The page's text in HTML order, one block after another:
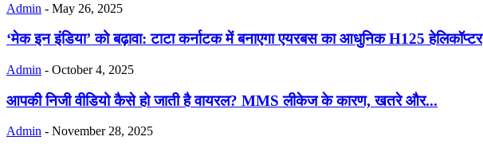
Admin - May 26, 2025
‘मेक इन इंडिया’ को बढ़ावा: टाटा कर्नाटक में बनाएगा एयरबस का आधुनिक H125 हेलिकॉप्टर
Admin - October 4, 2025
आपकी निजी वीडियो कैसे हो जाती है वायरल? MMS लीकेज के कारण, खतरे और...
Admin - November 28, 2025